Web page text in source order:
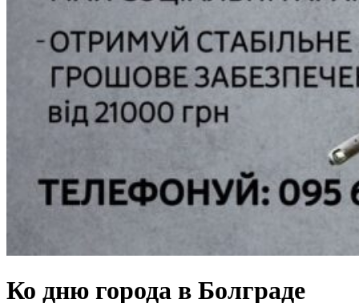
Ко дню города в Болграде